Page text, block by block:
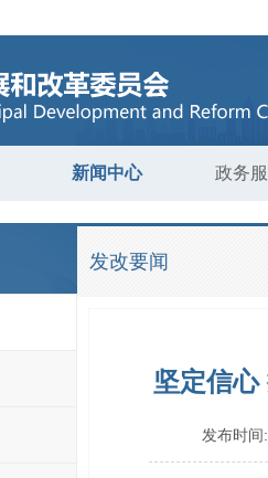
新闻中心 政务
发改要闻
坚定信
发布时